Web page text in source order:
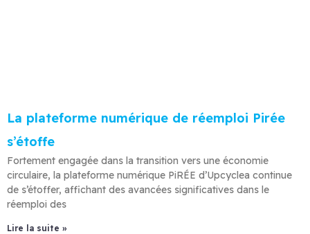
La plateforme numérique de réemploi Pirée
s’étoffe
Fortement engagée dans la transition vers une économie
circulaire, la plateforme numérique PiRÉE d’Upcyclea continue
de s’étoffer, affichant des avancées significatives dans le
réemploi des
Lire la suite »